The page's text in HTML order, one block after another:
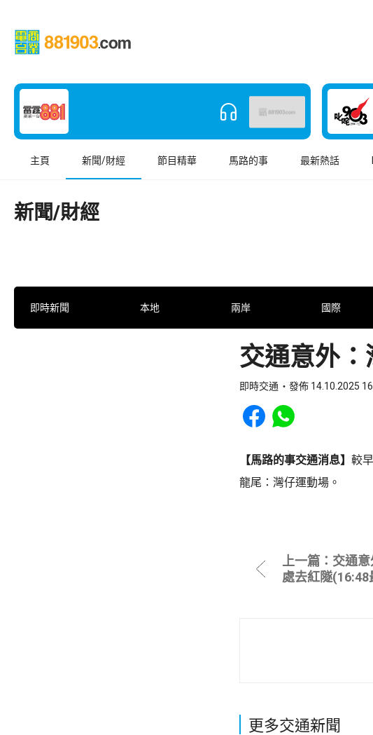
主頁 新聞/財經 節目精華 馬路的事 最新熱話
新聞/財經
即時新聞 本地 兩岸 國際
交通意外
即時交通 發佈 14.10.2025
Share to Facebook
Share to WhatsApp
【馬路的事交通消息】 較
龍尾：灣仔運動場。
上一篇：交通
處去紅隧(16:48
更多交通新聞